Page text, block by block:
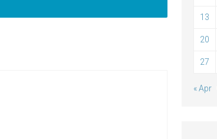
13
20
27
« Apr